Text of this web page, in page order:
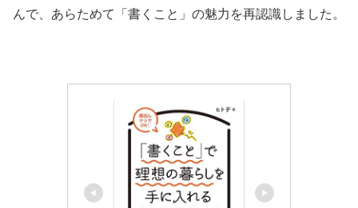
んで、あらためて「書くこと」の魅力を再認識しました。